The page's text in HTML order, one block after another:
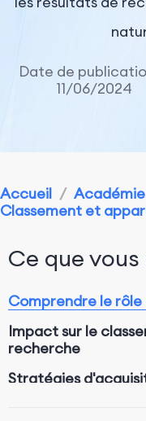
Date de
11/06/2024
Accueil /
Classement et
Ce que
Comprendre le rôle
Impact sur le
recherche
Stratégies